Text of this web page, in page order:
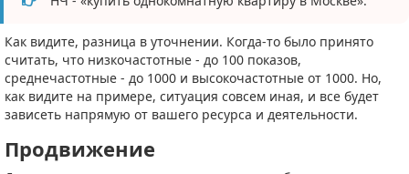
Как видите, разница в уточнении. Когда-то было принято
считать, что низкочастотные - до 100 показов,
среднечастотные - до 1000 и высокочастотные от 1000. Но,
как видите на примере, ситуация совсем иная, и все будет
зависеть напрямую от вашего ресурса и деятельности.
Продвижение